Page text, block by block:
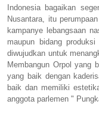
Indonesia bagaikan
Nusantara, itu
kampanye lebangsaan
maupun bidang
diwujudkan untuk
Membangun Orpol yang
yang baik dengan
baik dan memiliki
anggota parlemen "